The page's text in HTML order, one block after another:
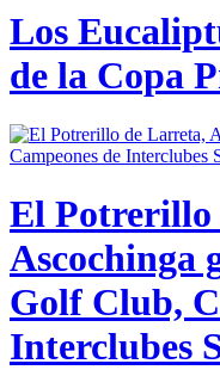
Los
de la Copa
El Potrerillo
Ascochinga
Golf Club,
Interclubes